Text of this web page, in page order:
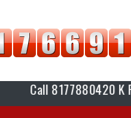
Call 8177880420 K Plus